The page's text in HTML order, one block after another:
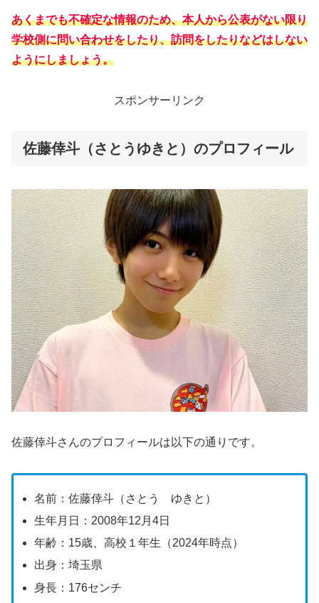
あくまでも不確定な情報のため、本人から公表がない限り
学校側に問い合わせをしたり、訪問をしたりなどはしない
ようにしましょう。
スポンサーリンク
佐藤倖斗（さとうゆきと）のプロフィール
佐藤倖斗さんのプロフィールは以下の通りです。
名前：佐藤倖斗（さとう ゆきと）
生年月日：2008年12月4日
年齢：15歳、高校１年生（2024年時点）
出身：埼玉県
身長：176センチ